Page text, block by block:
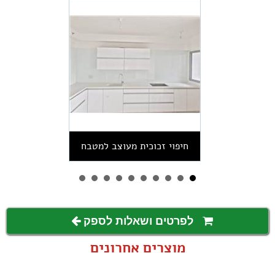
חיפוי זכוכית מעוצב למטבח
לפרטים ושאלות לספק
מוצרים אחרונים